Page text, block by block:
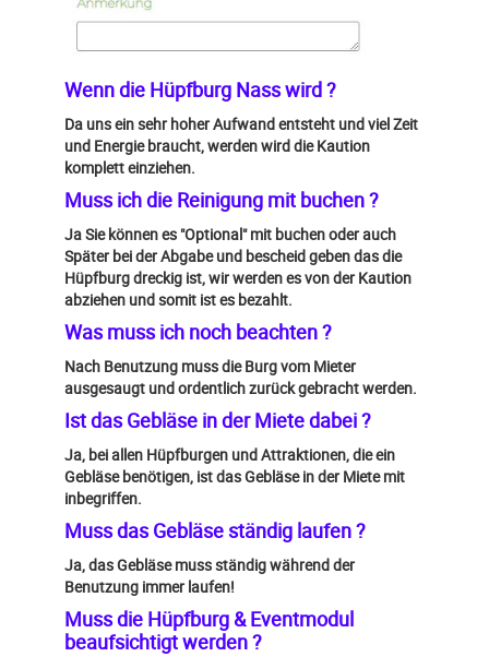
Wenn die Hüpfburg Nass wird ?
Da uns ein sehr hoher Aufwand entsteht und viel Zeit
und Energie braucht, werden wird die Kaution
komplett einziehen.
Muss ich die Reinigung mit buchen ?
Ja Sie können es "Optional" mit buchen oder auch
Später bei der Abgabe und bescheid geben das die
Hüpfburg dreckig ist, wir werden es von der Kaution
abziehen und somit ist es bezahlt.
Was muss ich noch beachten ?
Nach Benutzung muss die Burg vom Mieter
ausgesaugt und ordentlich zurück gebracht werden.
Ist das Gebläse in der Miete dabei ?
Ja, bei allen Hüpfburgen und Attraktionen, die ein
Gebläse benötigen, ist das Gebläse in der Miete mit
inbegriffen.
Muss das Gebläse ständig laufen ?
Ja, das Gebläse muss ständig während der
Benutzung immer laufen!
Muss die Hüpfburg & Eventmodul
beaufsichtigt werden ?